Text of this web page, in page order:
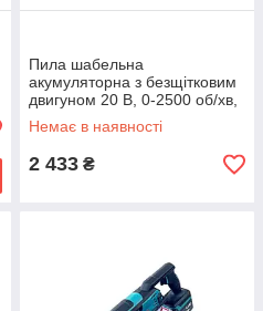
Пила шабельна
акумуляторна з безщітковим
двигуном 20 В, 0-2500 об/хв,
хід пилки 28 мм, без ЗП та
АКБ INTERTOOL mst mst
Немає в наявності
2 433 ₴